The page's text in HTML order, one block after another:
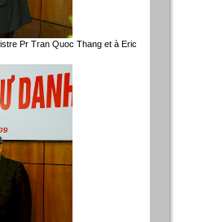
Pr Tran Quoc Thang et à Eric